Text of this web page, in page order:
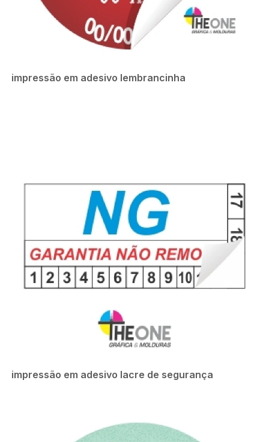
impressão em adesivo lembrancinha
impressão em adesivo lacre de segurança